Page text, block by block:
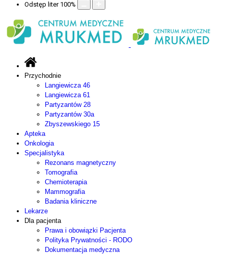
Odstęp liter 100%
Przychodnie
Langiewicza 46
Langiewicza 61
Partyzantów 28
Partyzantów 30a
Zbyszewskiego 15
Apteka
Onkologia
Specjalistyka
Rezonans magnetyczny
Tomografia
Chemioterapia
Mammografia
Badania kliniczne
Lekarze
Dla pacjenta
Prawa i obowiązki Pacjenta
Polityka Prywatności - RODO
Dokumentacja medyczna